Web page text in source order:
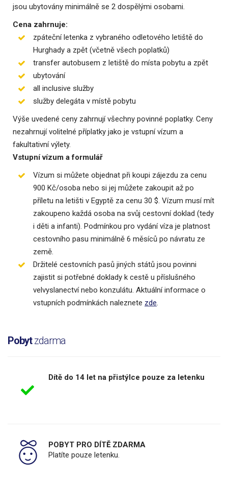
jsou ubytovány minimálně se 2 dospělými osobami.
Cena zahrnuje:
zpáteční letenka z vybraného odletového letiště do
Hurghady a zpět (včetně všech poplatků)
transfer autobusem z letiště do místa pobytu a zpět
ubytování
all inclusive služby
služby delegáta v místě pobytu
Výše uvedené ceny zahrnují všechny povinné poplatky. Ceny
nezahrnují volitelné příplatky jako je vstupní vízum a
fakultativní výlety.
Vstupní vízum a formulář
Vízum si můžete objednat při koupi zájezdu za cenu
900 Kč/osoba nebo si jej můžete zakoupit až po
příletu na letišti v Egyptě za cenu 30 $. Vízum musí mít
zakoupeno každá osoba na svůj cestovní doklad (tedy
i děti a infanti). Podmínkou pro vydání víza je platnost
cestovního pasu minimálně 6 měsíců po návratu ze
země.
Držitelé cestovních pasů jiných států jsou povinni
zajistit si potřebné doklady k cestě u příslušného
velvyslanectví nebo konzulátu. Aktuální informace o
vstupních podmínkách naleznete zde.
Pobytzdarma
Dítě do 14 let na přistýlce pouze za letenku
POBYT PRO DÍTĚ ZDARMA
Platíte pouze letenku.